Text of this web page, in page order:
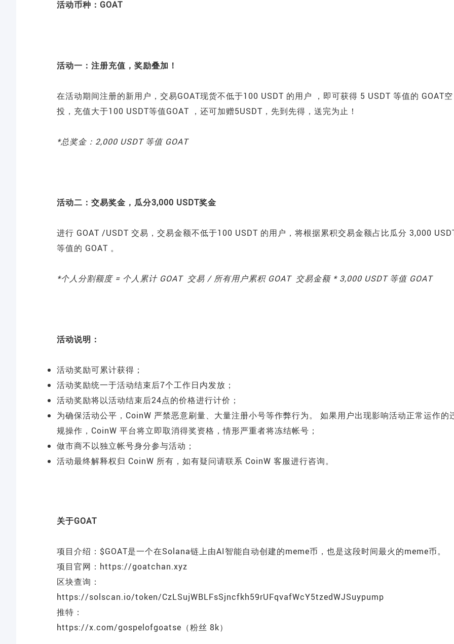
活动币种：GOAT
活动一：注册充值，奖励叠加！
在活动期间注册的新用户，交易GOAT现货不低于100 USDT 的用户 ，即可获得 5 USDT 等值的 GOAT空
投，充值大于100 USDT等值GOAT ，还可加赠5USDT，先到先得，送完为止！
*总奖金：2,000 USDT 等值 GOAT
活动二：交易奖金，瓜分3,000 USDT奖金
进行 GOAT /USDT 交易，交易金额不低于100 USDT 的用户，将根据累积交易金额占比瓜分 3,000
等值的 GOAT 。
*个人分割额度 = 个人累计 GOAT 交易 / 所有用户累积 GOAT 交易金额 * 3,000 USDT 等值 GOAT
活动说明：
活动奖励可累计获得；
活动奖励统一于活动结束后7个工作日内发放；
活动奖励将以活动结束后24点的价格进行计价；
为确保活动公平，CoinW 严禁恶意刷量、大量注册小号等作弊行为。 如果用户出现影响活动正常运作的
规操作，CoinW 平台将立即取消得奖资格，情形严重者将冻结帐号；
做市商不以独立帐号身分参与活动；
活动最终解释权归 CoinW 所有，如有疑问请联系 CoinW 客服进行咨询。
关于GOAT
项目介绍：$GOAT是一个在Solana链上由AI智能自动创建的meme币，也是这段时间最火的meme币。
项目官网： https://goatchan.xyz
区块查询：
https://solscan.io/token/CzLSujWBLFsSjncfkh59rUFqvafWcY5tzedWJSuypump
推特：
https://x.com/gospelofgoatse （粉丝 8k）